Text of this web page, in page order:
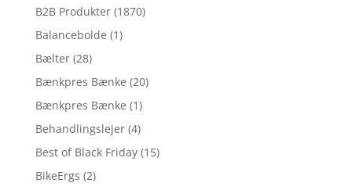
B2B Produkter (1870)
Balancebolde (1)
Bælter (28)
Bænkpres Bænke (20)
Bænkpres Bænke (1)
Behandlingslejer (4)
Best of Black Friday (15)
BikeErgs (2)